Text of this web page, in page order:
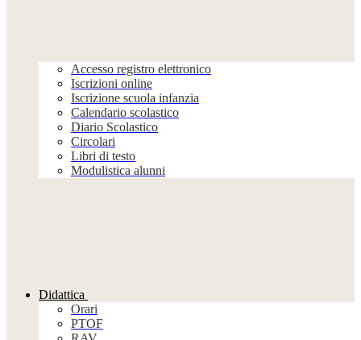
Accesso registro elettronico
Iscrizioni online
Iscrizione scuola infanzia
Calendario scolastico
Diario Scolastico
Circolari
Libri di testo
Modulistica alunni
Didattica
Orari
PTOF